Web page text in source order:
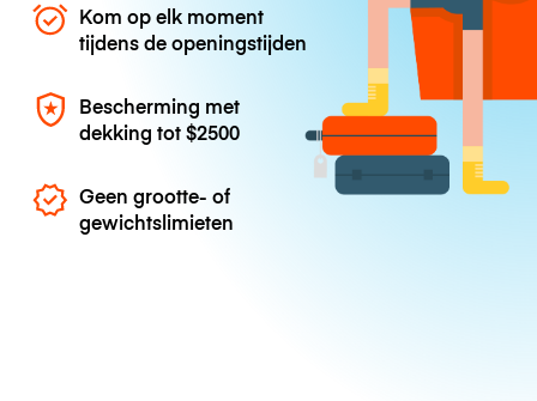
Kom op elk moment
tijdens de openingstijden
Bescherming met
dekking tot$2500
Geen grootte- of
gewichtslimieten